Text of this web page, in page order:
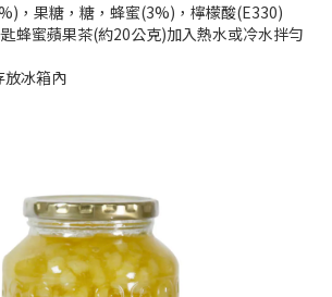
，果糖，糖，蜂蜜(3%)，檸檬酸(E330)
蜂蜜蘋果茶(約20公克)加入熱水或冷水拌勻
放冰箱內